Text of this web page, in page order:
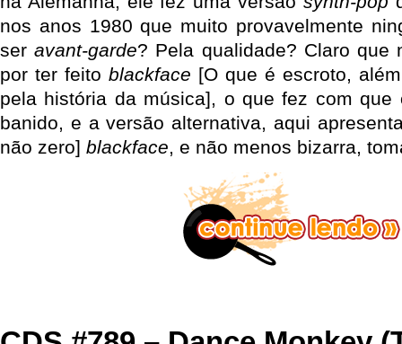
nos anos 1980 que muito provavelmente
seravant-garde? Pela qualidade? Claro que
por ter feito blackface [O que é escroto,
pela história da música], o que fez com que
banido, e a versão alternativa, aqui
não zero] blackface, e não menos bizarra,